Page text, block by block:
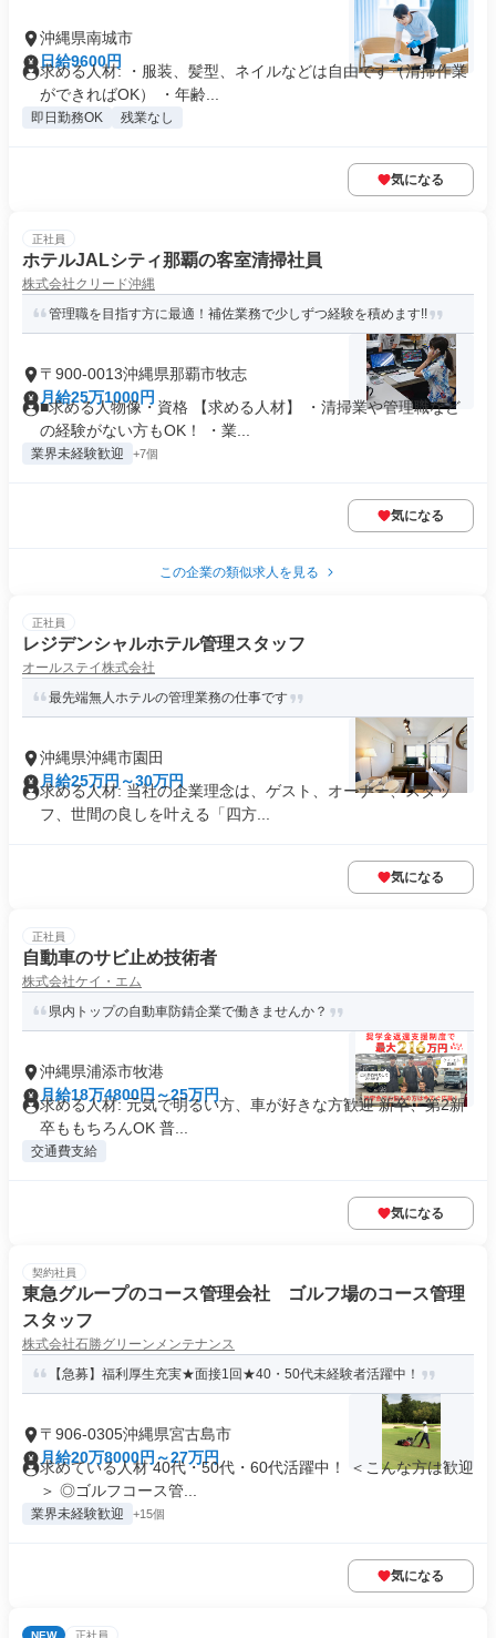
沖縄県南城市
日給9600円
求める人材: ・服装、髪型、ネイルなどは自由です（清掃作業
ができればOK） ・年齢...
即日勤務OK 残業なし
気になる
正社員
ホテルJALシティ那覇の客室清掃社員
株式会社クリード沖縄
管理職を目指す方に最適！補佐業務で少しずつ経験を積めます!!
〒900-0013沖縄県那覇市牧志
月給25万1000円
■求める人物像・資格 【求める人材】 ・清掃業や管理職など
の経験がない方もOK！ ・業...
業界未経験歓迎 +7個
気になる
この企業の類似求人を見る
正社員
レジデンシャルホテル管理スタッフ
オールステイ株式会社
最先端無人ホテルの管理業務の仕事です
沖縄県沖縄市園田
月給25万円～30万円
求める人材: 当社の企業理念は、ゲスト、オーナー、スタッ
フ、世間の良しを叶える「四方...
気になる
正社員
自動車のサビ止め技術者
株式会社ケイ・エム
県内トップの自動車防錆企業で働きませんか？
沖縄県浦添市牧港
月給18万4800円～25万円
求める人材: 元気で明るい方、車が好きな方歓迎 新卒、第2新
卒ももちろんOK 普...
交通費支給
気になる
契約社員
東急グループのコース管理会社 ゴルフ場のコース管理
スタッフ
株式会社石勝グリーンメンテナンス
【急募】福利厚生充実★面接1回★40・50代未経験者活躍中！
〒906-0305沖縄県宮古島市
月給20万8000円～27万円
求めている人材 40代・50代・60代活躍中！ ＜こんな方は歓迎
＞ ◎ゴルフコース管...
業界未経験歓迎 +15個
気になる
NEW 正社員